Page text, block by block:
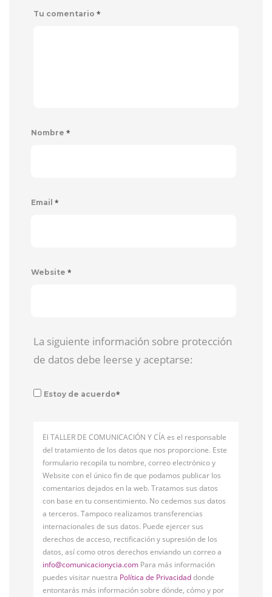
Tu comentario *
Nombre *
Email *
Website *
La siguiente información sobre protección
de datos debe leerse y aceptarse:
Estoy de acuerdo*
El TALLER DE COMUNICACIÓN Y CÍA es el responsable
del tratamiento de los datos que nos proporcione. Este
formulario recopila tu nombre, correo electrónico y
Website con el único fin de que podamos publicar los
comentarios dejados en la web. Tratamos sus datos
con base en tu consentimiento. No cedemos sus datos
a terceros. Tampoco realizamos transferencias
internacionales de sus datos. Puede ejercer sus
derechos de acceso, rectificación y supresión de los
datos, así como otros derechos enviando un correo a
info@comunicacionycia.com Para más información
puedes visitar nuestra Política de Privacidaddonde
entontarás más información sobre dónde, cómo y por